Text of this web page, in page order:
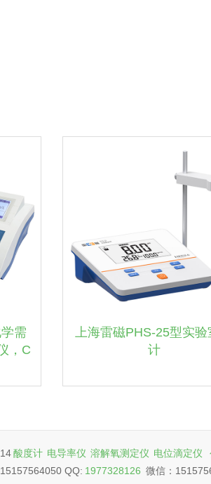
需
，C
上海雷磁PHS-25型实验
计
酸度计 电导率仪 溶解氧测定仪 电位滴定仪
QQ: 1977328126 微信：